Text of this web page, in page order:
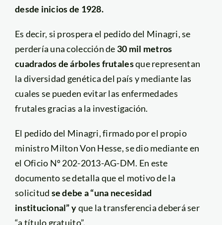
desde inicios de 1928.
Es decir, si prospera el pedido del Minagri, se
perdería una colección de 30 mil metros
cuadrados de árboles frutalesque representan
la diversidad genética del país y mediante las
cuales se pueden evitar las enfermedades
frutales gracias a la investigación.
El pedido del Minagri, firmado por el propio
ministro Milton Von Hesse, se dio mediante en
el Oficio Nº 202-2013-AG-DM. En este
documento se detalla que el motivo de la
solicitud se debe a “una necesidad
institucional” yque la transferencia deberá ser
“a título gratuito”.